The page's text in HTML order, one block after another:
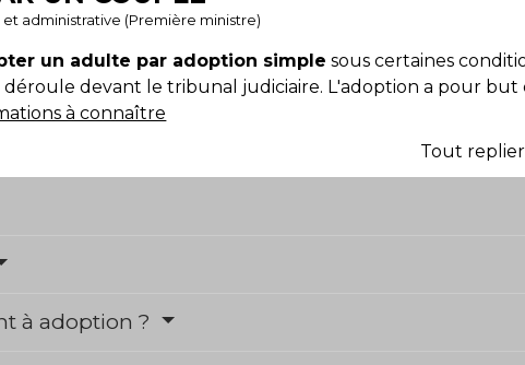
administrative (Première ministre)
un adulte par adoption simple sous certaines
déroule devant le tribunal judiciaire. L'adoption a pour but
à connaître
Tout replier
à adoption ?